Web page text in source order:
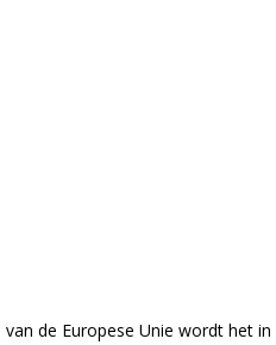
de Europese Unie wordt het